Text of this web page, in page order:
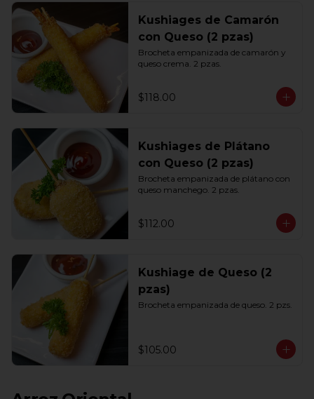
Kushiages de Camarón
con Queso (2 pzas)
Brocheta empanizada de camarón y
queso crema. 2 pzas.
$118.00
Kushiages de Plátano
con Queso (2 pzas)
Brocheta empanizada de plátano con
queso manchego. 2 pzas.
$112.00
Kushiage de Queso (2
pzas)
Brocheta empanizada de queso. 2 pzs.
$105.00